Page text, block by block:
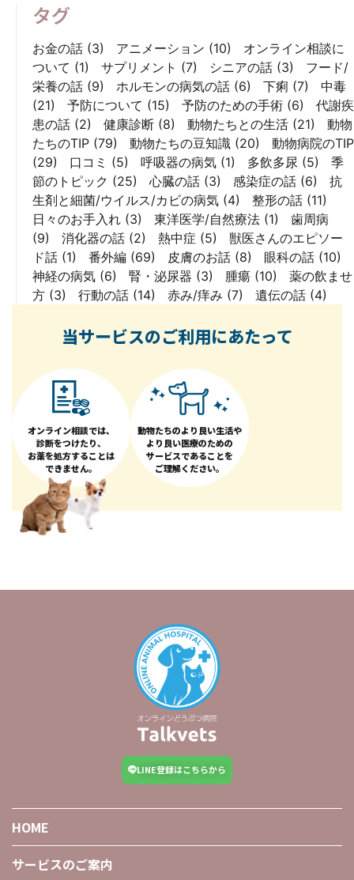
タグ
お金の話 (3) アニメーション (10)
オンライン相談に
ついて (1) サプリメント (7) シニアの話 (3)
フード/
栄養の話 (9) ホルモンの病気の話 (6) 下痢 (7)
中毒
(21)
予防について (15) 予防のための手術 (6)
代謝疾
患の話 (2) 健康診断 (8) 動物たちとの生活 (21)
動物
たちのTIP (79) 動物たちの豆知識 (20)
動物病院のTIP
(29)
口コミ (5) 呼吸器の病気 (1) 多飲多尿 (5)
季
節のトピック (25) 心臓の話 (3) 感染症の話 (6)
抗
生剤と細菌/ウイルス/カビの病気 (4) 整形の話 (11)
日々のお手入れ (3) 東洋医学/自然療法 (1)
歯周病
(9)
消化器の話 (2) 熱中症 (5)
獣医さんのエピソー
ド話 (1) 番外編 (69) 皮膚のお話 (8) 眼科の話 (10)
神経の病気 (6) 腎・泌尿器 (3) 腫瘍 (10)
薬の飲ませ
方 (3) 行動の話 (14) 赤み/痒み (7) 遺伝の話 (4)
当サービスのご利用にあたって
オンライン相談では、
診断をつけたり、
お薬を処方することは
できません。
動物たちのより良い生活や
より良い医療のための
サービスであることを
ご理解ください。
LINE登録はこちらから
HOME
サービスのご案内